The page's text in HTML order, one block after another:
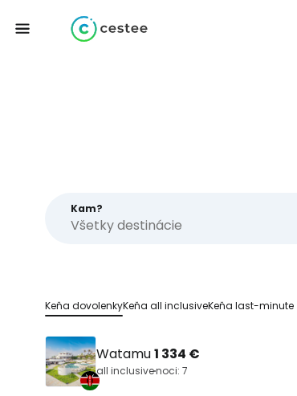
Kam?
Keňa dovolenkyKeňa all inclusiveKeňa last-minute
Watamu1 334 €
all inclusivenoci: 7